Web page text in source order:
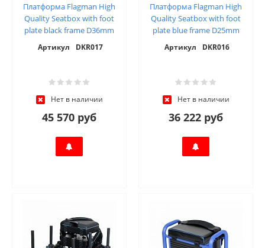
Платформа Flagman High
Quality Seatbox with foot
plate black frame D36mm
Артикул DKR017
Нет в наличии
45 570 руб
Платформа Flagman High
Quality Seatbox with foot
plate blue frame D25mm
Артикул DKR016
Нет в наличии
36 222 руб